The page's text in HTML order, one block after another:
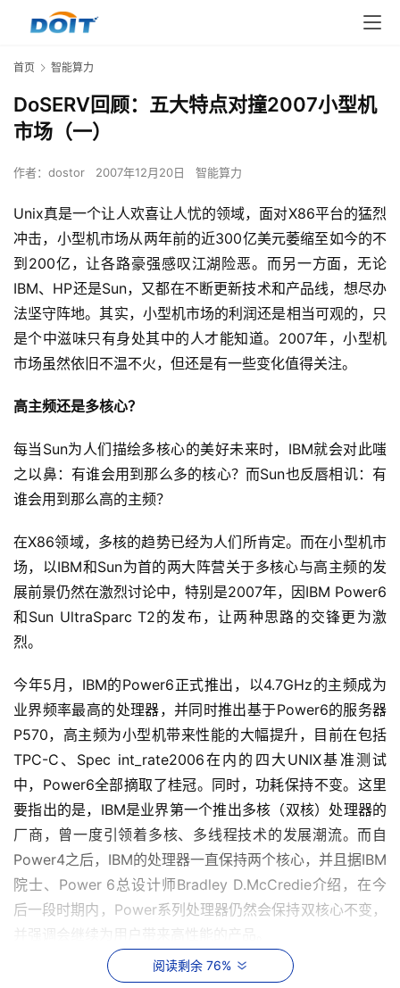
首页 智能算力
DoSERV回顾：五大特点对撞2007小型机
市场（一）
作者： dostor 2007年12月20日 智能算力
Unix真是一个让人欢喜让人忧的领域，面对X86平台的猛烈
冲击，小型机市场从两年前的近300亿美元萎缩至如今的不
到200亿，让各路豪强感叹江湖险恶。而另一方面，无论
IBM、HP还是Sun，又都在不断更新技术和产品线，想尽办
法坚守阵地。其实，小型机市场的利润还是相当可观的，只
是个中滋味只有身处其中的人才能知道。2007年，小型机
市场虽然依旧不温不火，但还是有一些变化值得关注。
高主频还是多核心？
每当Sun为人们描绘多核心的美好未来时，IBM就会对此嗤
之以鼻：有谁会用到那么多的核心？而Sun也反唇相讥：有
谁会用到那么高的主频？
在X86领域，多核的趋势已经为人们所肯定。而在小型机市
场，以IBM和Sun为首的两大阵营关于多核心与高主频的发
展前景仍然在激烈讨论中，特别是2007年，因IBM Power6
和Sun UltraSparc T2的发布，让两种思路的交锋更为激
烈。
今年5月，IBM的Power6正式推出，以4.7GHz的主频成为
业界频率最高的处理器，并同时推出基于Power6的服务器
P570，高主频为小型机带来性能的大幅提升，目前在包括
TPC-C、Spec int_rate2006在内的四大UNIX基准测试
中，Power6全部摘取了桂冠。同时，功耗保持不变。这里
要指出的是，IBM是业界第一个推出多核（双核）处理器的
厂商，曾一度引领着多核、多线程技术的发展潮流。而自
Power4之后，IBM的处理器一直保持两个核心，并且据IBM
院士、Power 6总设计师Bradley D.McCredie介绍，在今
后一段时期内，Power系列处理器仍然会保持双核心不变，
并强调会继续为用户带来高性能的产品。
8月，Sun发布了UltraSPARC T2，该公司称其为"全球速度
阅读剩余 76%